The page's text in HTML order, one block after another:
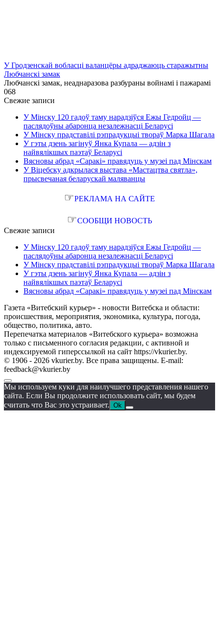
У Гродзенскай вобласці валанцёры адраджаюць старажытны
Любчанскі замак
Любчанскі замак, неаднаразова разбураны войнамі і пажарамі
068
Свежие записи
У Мінску 120 гадоў таму нарадзіўся Ежы Гедройц —
паслядоўны абаронца незалежнасці Беларусі
У Мінску прадставілі рэпрадукцыі твораў Марка Шагала
У гэты дзень загінуў Янка Купала — адзін з
найвялікшых паэтаў Беларусі
Вясновы абрад «Саракі» правядуць у музеі пад Мінскам
У Віцебску адкрылася выстава «Мастацтва святла»,
прысвечаная беларускай маляванцы
☞РЕКЛАМА НА САЙТЕ
☞СООБЩИ НОВОСТЬ
Свежие записи
У Мінску 120 гадоў таму нарадзіўся Ежы Гедройц —
паслядоўны абаронца незалежнасці Беларусі
У Мінску прадставілі рэпрадукцыі твораў Марка Шагала
У гэты дзень загінуў Янка Купала — адзін з
найвялікшых паэтаў Беларусі
Вясновы абрад «Саракі» правядуць у музеі пад Мінскам
Газета «Витебский курьер» - новости Витебска и области:
происшествия, мероприятия, экономика, культура, погода,
общество, политика, авто.
Перепечатка материалов «Витебского курьера» возможна
только с письменного согласия редакции, с активной и
индексируемой гиперссылкой на сайт https://vkurier.by.
© 1906 - 2026 vkurier.by. Все права защищены. E-mail:
feedback@vkurier.by
Мы используем куки для наилучшего представления нашего
сайта. Если Вы продолжите использовать сайт, мы будем
считать что Вас это устраивает. Ok